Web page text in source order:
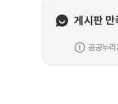
게시판 만
공공누